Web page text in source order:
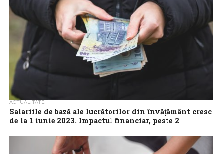
ACTUALITATE
Salariile de bază ale lucrătorilor din învăţământ cresc
de la 1 iunie 2023. Impactul financiar, peste 2
Salariile de bază ale lucrătorilor din sistemul de învăţământ cresc
de la 1 iunie 2023, această majorare reprezentând un avans din